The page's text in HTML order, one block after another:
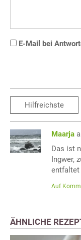
E-Mail bei
Hilfreichste
Maarja
Das ist
Ingwer,
entfaltet
Auf
ÄHNLICHE